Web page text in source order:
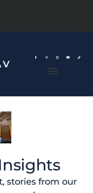
stories from our